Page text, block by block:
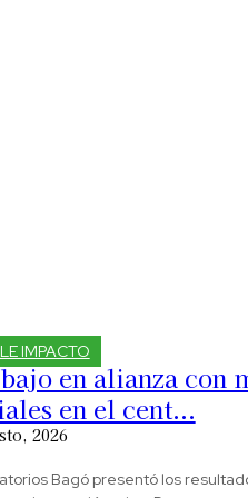
IMPACTO
en alianza con
en el cent...
2026
Bagó presentó los